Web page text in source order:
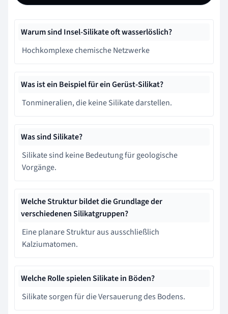
Warum sind Insel-Silikate oft wasserlöslich?
Hochkomplexe chemische Netzwerke
Was ist ein Beispiel für ein Gerüst-Silikat?
Tonmineralien, die keine Silikate darstellen.
Was sind Silikate?
Silikate sind keine Bedeutung für geologische
Vorgänge.
Welche Struktur bildet die Grundlage der
verschiedenen Silikatgruppen?
Eine planare Struktur aus ausschließlich
Kalziumatomen.
Welche Rolle spielen Silikate in Böden?
Silikate sorgen für die Versauerung des Bodens.